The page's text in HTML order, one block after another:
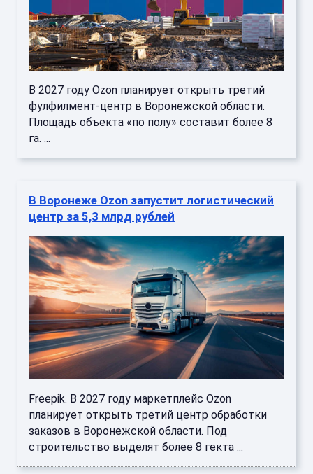
В 2027 году Ozon планирует открыть третий
фулфилмент-центр в Воронежской области.
Площадь объекта «по полу» составит более 8
га. ...
В Воронеже Ozon запустит логистический
центр за 5,3 млрд рублей
Freepik. В 2027 году маркетплейс Ozon
планирует открыть третий центр обработки
заказов в Воронежской области. Под
строительство выделят более 8 гекта ...